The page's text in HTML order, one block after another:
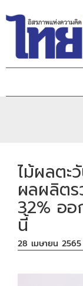
ไม้ผลต
ผลผลิตร
32% อ
นี้
28 เมษายน 2565